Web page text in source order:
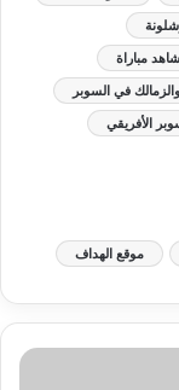
شاهد مباراة
في السوبر
الأفريقي
موقع الهداف